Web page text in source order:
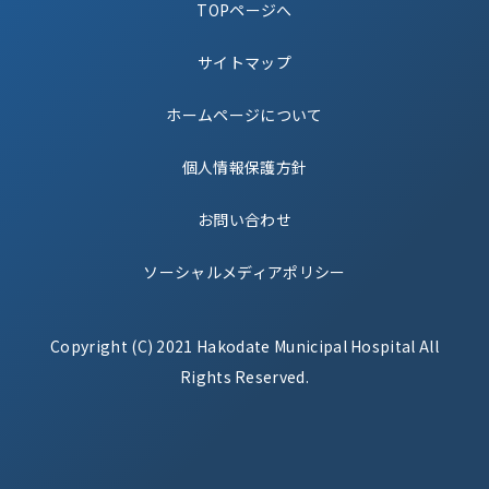
TOPページへ
サイトマップ
ホームページについて
個人情報保護方針
お問い合わせ
ソーシャルメディアポリシー
Copyright (C) 2021 Hakodate Municipal Hospital All
Rights Reserved.